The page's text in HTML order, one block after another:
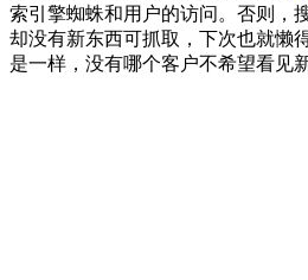
索引擎蜘蛛和用户的访问。否则，
却没有新东西可抓取，下次也就懒
是一样，没有哪个客户不希望看见